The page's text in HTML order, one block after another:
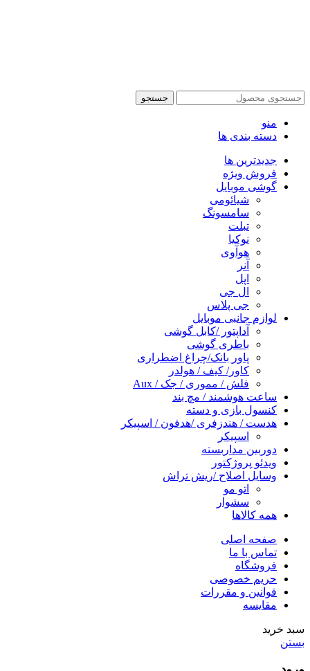
جستجو
منو
دسته بندی ها
جدیدترین ها
فروش ویژه
گوشی موبایل
شیائومی
سامسونگ
تبلت
نوکیا
هوآوی
آنر
اپل
ال جی
جی پلاس
لوازم جانبی موبایل
آداپتور /کابل گوشی
باطری گوشی
پاور بانک/چراغ اضطراری
کاور/ کیف / هولدر
فلش / مموری / جک / Aux
ساعت هوشمند / مچ بند
کنسول بازی و دسته
هدست / هندزفری /هدفون / اسپیکر
اسپیکر
دوربین مداربسته
ویدئو پروژکتور
وسایل اصلاح /ریش تراش
اتو مو
سشوار
همه کالاها
صفحه اصلی
تماس با ما
فروشگاه
حریم خصوصی
قوانین و مقررات
مقایسه
سبد خرید
بستن